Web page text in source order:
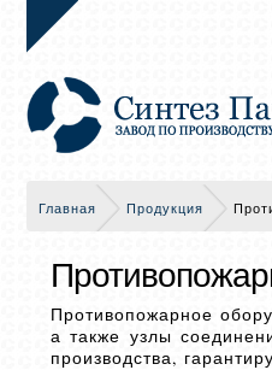
Главная Продукция
Противопожарное
а также узлы
производства,